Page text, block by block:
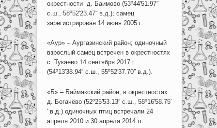
окрестности д. Баимово (53º44′51.97′′
с.ш., 58º52′23.47′′ в.д.); самец
зарегистрирован 14 июня 2005 г.
«Аур» – Аургазинский район; одиночный
взрослый самец встречен в окрестностях
с. Тукаево 14 сентября 2017 г.
(54º13′38.94′′ с.ш., 55º52′37.70′′ в.д.).
«Б» – Баймакский район; в окрестностях
д. Богачёво (52º25′53.13′′ с.ш., 58º16′58.75′
′ в.д.) одиночных птиц встречали 24
апреля 2010 и 30 апреля 2014 гг.